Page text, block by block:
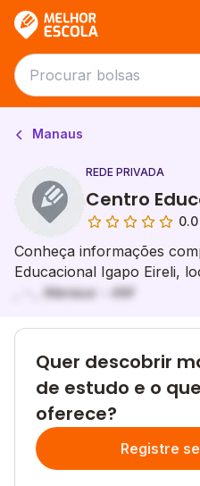
Manaus
REDE PRIVADA
Centro
0.0
Conheça informações
Educacional Igapo Eireli,
, - , Manaus - AM
Quer descobrir
de estudo e o
oferece?
Registre